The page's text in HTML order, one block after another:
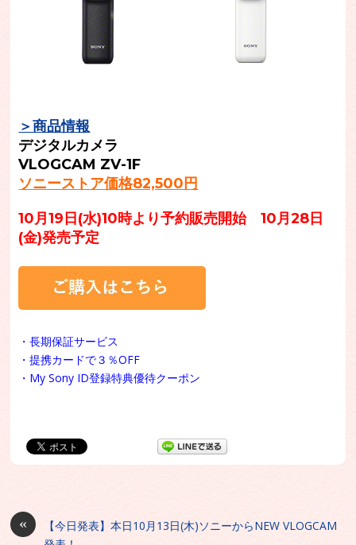
＞商品情報
デジタルカメラ
VLOGCAM ZV-1F
ソニーストア価格82,500円
10月19日(水)10時より予約販売開始 10月28日
(金)発売予定
・長期保証サービス
・提携カードで３％OFF
・My Sony ID登録特典優待クーポン
«
【今日発表】本日10月13日(木)ソニーからNEW VLOGCAM